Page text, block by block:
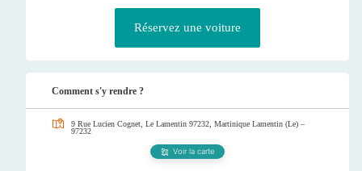
Réservez une voiture
Comment s'y rendre ?
9 Rue Lucien Cognet, Le Lamentin 97232, Martinique Lamentin (Le) –
97232
Voir la carte